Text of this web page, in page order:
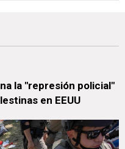
la "represión policial"
en EEUU